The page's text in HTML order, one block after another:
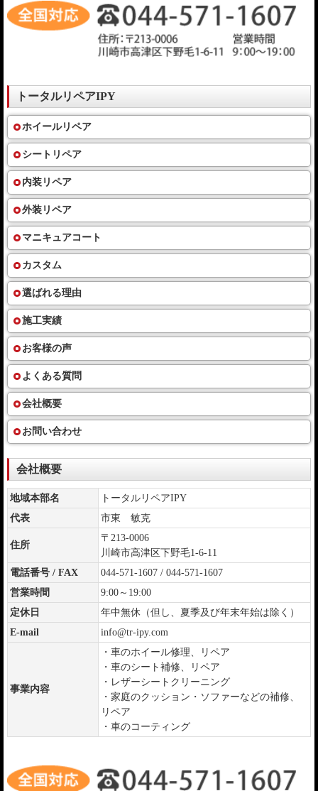
トータルリペアIPY
ホイールリペア
シートリペア
内装リペア
外装リペア
マニキュアコート
カスタム
選ばれる理由
施工実績
お客様の声
よくある質問
会社概要
お問い合わせ
会社概要
地域本部名
トータルリペアIPY
代表
市東 敏克
住所
〒213-0006
川崎市高津区下野毛1-6-11
電話番号 / FAX
044-571-1607 / 044-571-1607
営業時間
9:00～19:00
定休日
年中無休（但し、夏季及び年末年始は除く）
E-mail
info@tr-ipy.com
事業内容
・車のホイール修理、リペア
・車のシート補修、リペア
・レザーシートクリーニング
・家庭のクッション・ソファーなどの補修、
リペア
・車のコーティング